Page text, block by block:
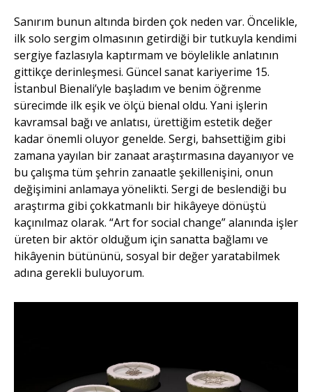
Sanırım bunun altında birden çok neden var. Öncelikle,
ilk solo sergim olmasının getirdiği bir tutkuyla kendimi
sergiye fazlasıyla kaptırmam ve böylelikle anlatının
gittikçe derinleşmesi. Güncel sanat kariyerime 15.
İstanbul Bienali’yle başladım ve benim öğrenme
sürecimde ilk eşik ve ölçü bienal oldu. Yani işlerin
kavramsal bağı ve anlatısı, ürettiğim estetik değer
kadar önemli oluyor genelde. Sergi, bahsettiğim gibi
zamana yayılan bir zanaat araştırmasına dayanıyor ve
bu çalışma tüm şehrin zanaatle şekillenişini, onun
değişimini anlamaya yönelikti. Sergi de beslendiği bu
araştırma gibi çokkatmanlı bir hikâyeye dönüştü
kaçınılmaz olarak. “Art for social change” alanında işler
üreten bir aktör olduğum için sanatta bağlamı ve
hikâyenin bütününü, sosyal bir değer yaratabilmek
adına gerekli buluyorum.